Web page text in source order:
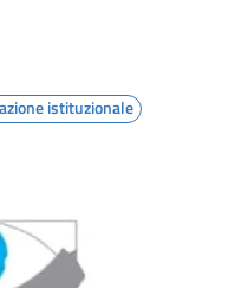
istituzionale